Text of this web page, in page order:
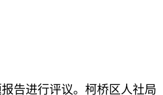
告进行评议。柯桥区人社局